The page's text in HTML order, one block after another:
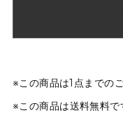
※この商品は1点までの
※この商品は送料無料で